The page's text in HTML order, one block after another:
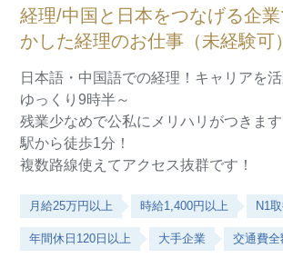
経理/中国と日本をつなげる企
かした経理のお仕事（未経験可
日本語・中国語での経理！キャリアを活
ゆっくり9時半～
残業少なめで公私にメリハリがつきます
駅から徒歩1分！
複数路線使えてアクセス抜群です！
月給25万円以上 時給1,400円以上 N1
年間休日120日以上 大手企業 交通費